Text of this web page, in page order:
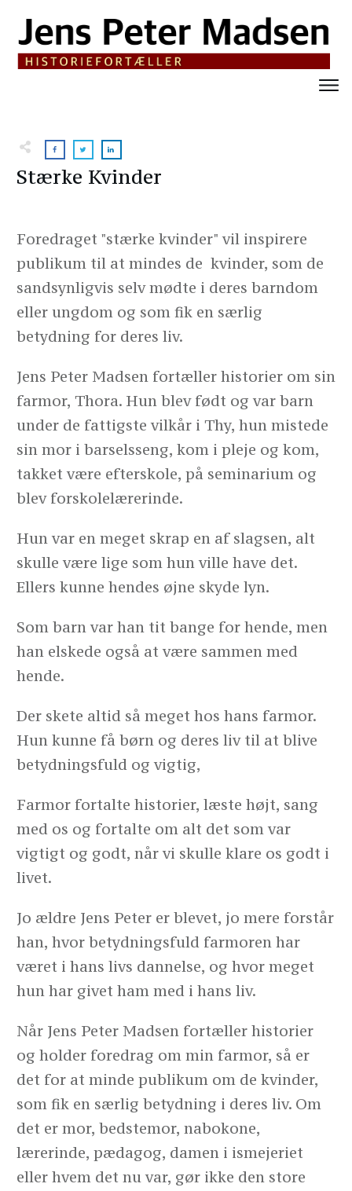
Stærke Kvinder
Foredraget "stærke kvinder" vil inspirere
publikum til at mindes de kvinder, som de
sandsynligvis selv mødte i deres barndom
eller ungdom og som fik en særlig
betydning for deres liv.
Jens Peter Madsen fortæller historier om sin
farmor, Thora. Hun blev født og var barn
under de fattigste vilkår i Thy, hun mistede
sin mor i barselsseng, kom i pleje og kom,
takket være efterskole, på seminarium og
blev forskolelærerinde.
Hun var en meget skrap en af slagsen, alt
skulle være lige som hun ville have det.
Ellers kunne hendes øjne skyde lyn.
Som barn var han tit bange for hende, men
han elskede også at være sammen med
hende.
Der skete altid så meget hos hans farmor.
Hun kunne få børn og deres liv til at blive
betydningsfuld og vigtig,
Farmor fortalte historier, læste højt, sang
med os og fortalte om alt det som var
vigtigt og godt, når vi skulle klare os godt i
livet.
Jo ældre Jens Peter er blevet, jo mere forstår
han, hvor betydningsfuld farmoren har
været i hans livs dannelse, og hvor meget
hun har givet ham med i hans liv.
Når Jens Peter Madsen fortæller historier
og holder foredrag om min farmor, så er
det for at minde publikum om de kvinder,
som fik en særlig betydning i deres liv. Om
det er mor, bedstemor, nabokone,
lærerinde, pædagog, damen i ismejeriet
eller hvem det nu var, gør ikke den store